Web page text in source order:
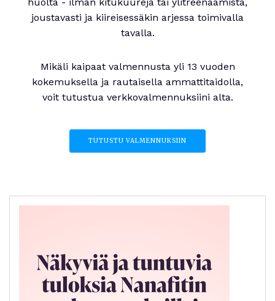
joustavasti ja kiireisessäkin arjessa toimivalla
tavalla.
Mikäli kaipaat valmennusta yli 13 vuoden
kokemuksella ja rautaisella ammattitaidolla,
voit tutustua verkkovalmennuksiini alta.
TUTUSTU VALMENNUKSIIN